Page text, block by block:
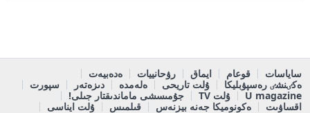
ساياسات قوعام ايماق رۋحانييات
ەدەبيەت
ەكٸنشٸ رەسپۋبليكا
ۇلت تاريحى ەلەمدە دىزەتەر
سپورت
U magazine
ۇلت TV
جۇمىسشى ماماندىقتار جىلى!
اقساۋىت
ەكونوميكا جەنە بيزنەس قىلمىس
ۇلت ايناسى